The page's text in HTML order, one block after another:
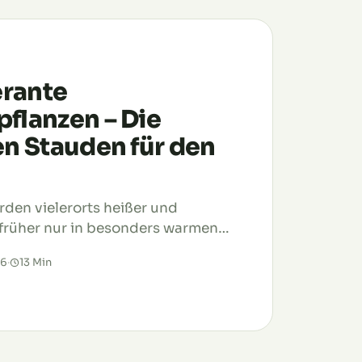
– Die
Stauden für den
vielerorts heißer und
nur in besonders warmen
Wochenlang fällt kaum Regen,
· 13 Min